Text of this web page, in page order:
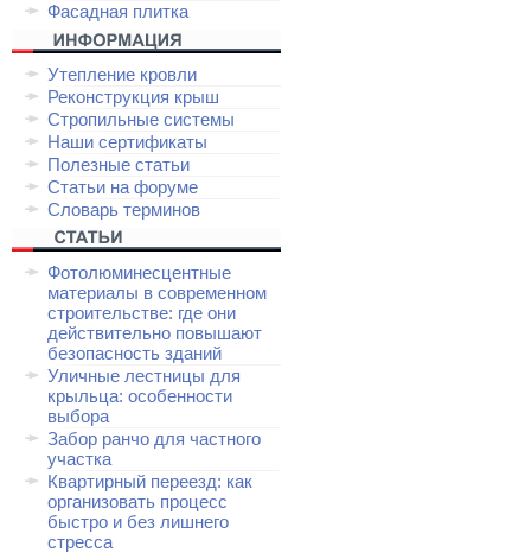
Фасадная плитка
Утепление кровли
Реконструкция крыш
Стропильные системы
Наши сертификаты
Полезные статьи
Статьи на форуме
Словарь терминов
Фотолюминесцентные
материалы в современном
строительстве: где они
действительно повышают
безопасность зданий
Уличные лестницы для
крыльца: особенности
выбора
Забор ранчо для частного
участка
Квартирный переезд: как
организовать процесс
быстро и без лишнего
стресса